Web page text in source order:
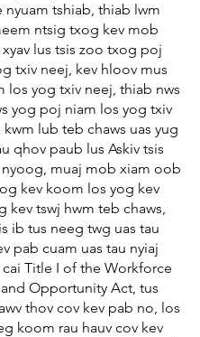
nyuam tshiab, thiab lwm
ntsig txog kev mob
lus tsis zoo txog poj
txiv neej, kev hloov mus
los yog txiv neej, thiab nws
yog poj niam los yog txiv
kwm lub teb chaws uas yug
qhov paub lus Askiv tsis
muaj mob xiam oob
kev koom los yog kev
kev tswj hwm teb chaws,
ib tus neeg twg uas tau
pab cuam uas tau nyiaj
cai Title I of the Workforce
Opportunity Act, tus
thov cov kev pab no, los
koom rau hauv cov kev